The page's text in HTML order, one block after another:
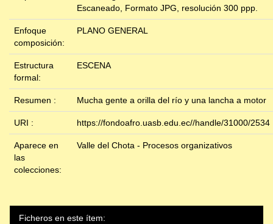
Escaneado, Formato JPG, resolución 300 ppp.
Enfoque
composición:
PLANO GENERAL
Estructura
formal:
ESCENA
Resumen : Mucha gente a orilla del río y una lancha a motor
URI : https://fondoafro.uasb.edu.ec//handle/31000/2534
Aparece en
las
colecciones:
Valle del Chota - Procesos organizativos
Ficheros en este ítem: